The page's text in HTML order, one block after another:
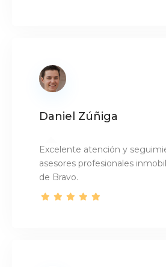
Daniel Zúñiga
Excelente atención y
asesores profesionales
de Bravo.